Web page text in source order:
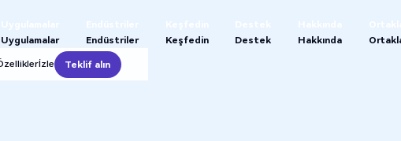
Uygulamalar
Endüstriler
Keşfedin
Destek
Hakkında
İzle
Teklif alın
Teklif alın